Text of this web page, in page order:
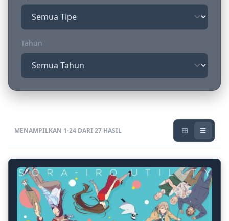
Tahun
MENAMPILKAN 1-24 DARI 27 HASIL